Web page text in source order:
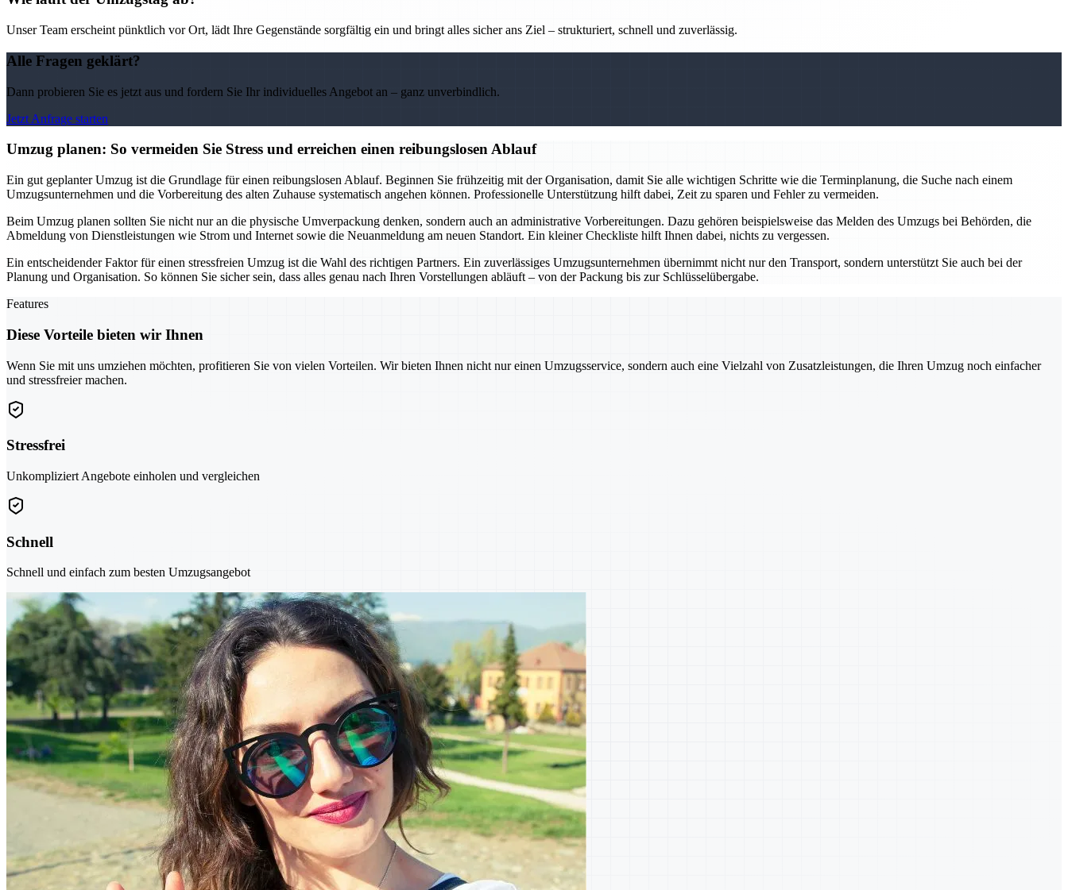
Unser Team erscheint pünktlich vor Ort, lädt Ihre Gegenstände sorgfältig ein und bringt alles sicher ans Ziel – strukturiert, schnell und zuverlässig.
Alle Fragen geklärt?
Dann probieren Sie es jetzt aus und fordern Sie Ihr individuelles Angebot an – ganz unverbindlich.
Jetzt Anfrage starten
Umzug planen: So vermeiden Sie Stress und erreichen einen reibungslosen Ablauf
Ein gut geplanter Umzug ist die Grundlage für einen reibungslosen Ablauf. Beginnen Sie frühzeitig mit der Organisation, damit Sie alle wichtigen Schritte wie die Terminplanung, die Suche nach einem
Umzugsunternehmen und die Vorbereitung des alten Zuhause systematisch angehen können. Professionelle Unterstützung hilft dabei, Zeit zu sparen und Fehler zu vermeiden.
Beim Umzug planen sollten Sie nicht nur an die physische Umverpackung denken, sondern auch an administrative Vorbereitungen. Dazu gehören beispielsweise das Melden des Umzugs bei Behörden, die
Abmeldung von Dienstleistungen wie Strom und Internet sowie die Neuanmeldung am neuen Standort. Ein kleiner Checkliste hilft Ihnen dabei, nichts zu vergessen.
Ein entscheidender Faktor für einen stressfreien Umzug ist die Wahl des richtigen Partners. Ein zuverlässiges Umzugsunternehmen übernimmt nicht nur den Transport, sondern unterstützt Sie auch bei der
Planung und Organisation. So können Sie sicher sein, dass alles genau nach Ihren Vorstellungen abläuft – von der Packung bis zur Schlüsselübergabe.
Features
Diese Vorteile bieten wir Ihnen
Wenn Sie mit uns umziehen möchten, profitieren Sie von vielen Vorteilen. Wir bieten Ihnen nicht nur einen Umzugsservice, sondern auch eine Vielzahl von Zusatzleistungen, die Ihren Umzug noch einfacher
und stressfreier machen.
Stressfrei
Unkompliziert Angebote einholen und vergleichen
Schnell
Schnell und einfach zum besten Umzugsangebot